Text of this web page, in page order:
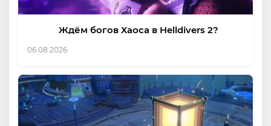
Ждём богов Хаоса в Helldivers 2?
06.08.2026